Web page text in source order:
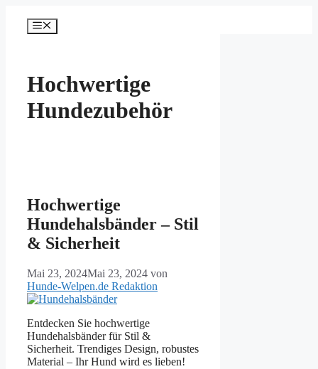
Inhalt
springen
Menü
Hochwertige
Hundezubehör
Hochwertige
Hundehalsbänder – Stil
& Sicherheit
Mai 23, 2024Mai 23, 2024 von
Hunde-Welpen.de Redaktion
Entdecken Sie hochwertige
Hundehalsbänder für Stil &
Sicherheit. Trendiges Design, robustes
Material – Ihr Hund wird es lieben!